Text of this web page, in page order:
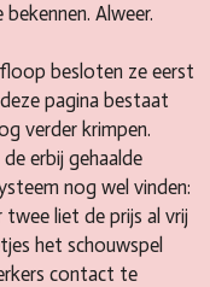
Alweer.
besloten ze eerst
pagina bestaat
verder krimpen.
erbij gehaalde
nog wel vinden:
liet de prijs al vrij
het schouwspel
contact te